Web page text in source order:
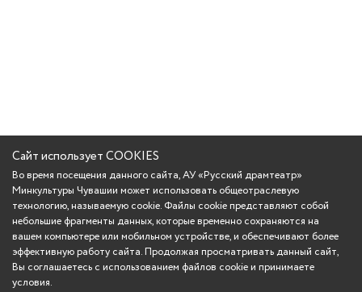
Сайт использует COOKIES
Во время посещения данного сайта, АУ «Русский драмтеатр»
Минкультуры Чувашии может использовать общеотраслевую
технологию, называемую cookie. Файлы cookie представляют собой
небольшие фрагменты данных, которые временно сохраняются на
вашем компьютере или мобильном устройстве, и обеспечивают более
эффективную работу сайта. Продолжая просматривать данный сайт,
Вы соглашаетесь с использованием файлов cookie и принимаете
условия.